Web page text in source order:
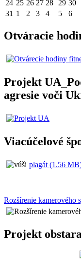
24 25 26 27 28 29 30
31 1 2 3 4 5 6
Otváracie
Projekt
agresie voči
Viacúčelové
plagát (1.56
Rozšírenie kamerového
Projekt